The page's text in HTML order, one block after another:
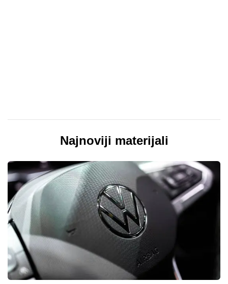
Najnoviji materijali